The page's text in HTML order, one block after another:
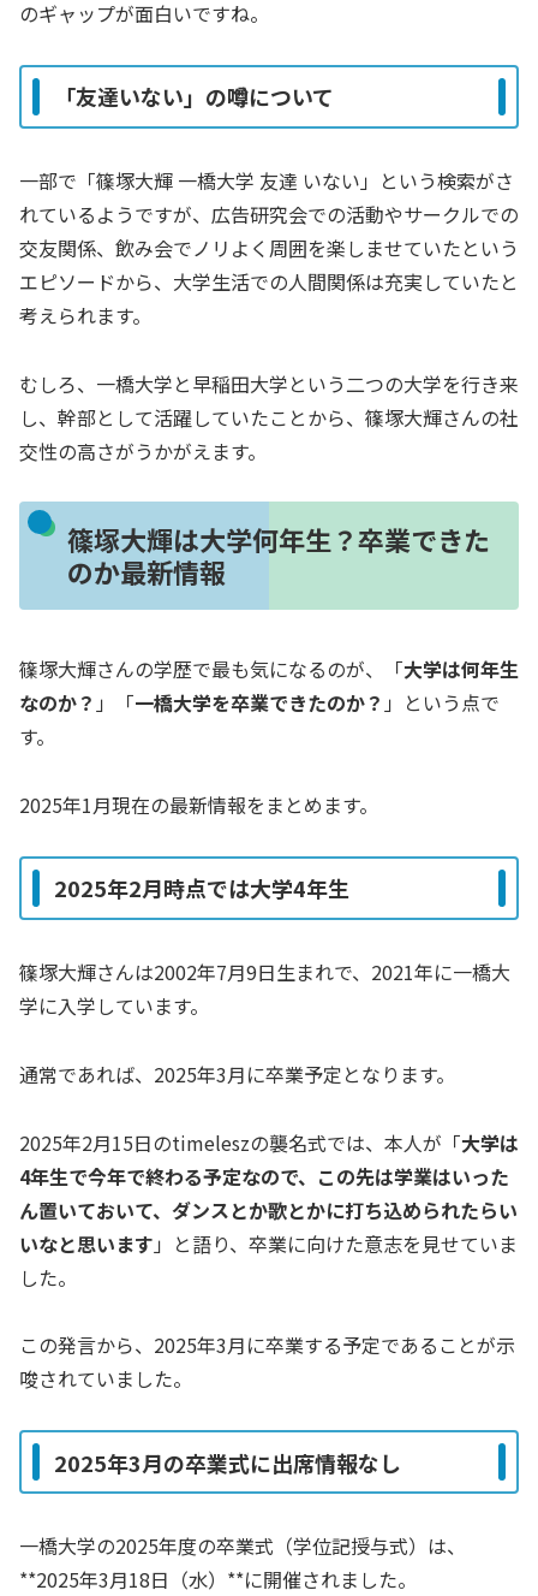
のギャップが面白いですね。
「友達いない」の噂について
一部で「篠塚大輝 一橋大学 友達 いない」という検索がさ
れているようですが、広告研究会での活動やサークルでの
交友関係、飲み会でノリよく周囲を楽しませていたという
エピソードから、大学生活での人間関係は充実していたと
考えられます。
むしろ、一橋大学と早稲田大学という二つの大学を行き来
し、幹部として活躍していたことから、篠塚大輝さんの社
交性の高さがうかがえます。
篠塚大輝は大学何年生？卒業できた
のか最新情報
篠塚大輝さんの学歴で最も気になるのが、「大学は何年生
なのか？ 」「一橋大学を卒業できたのか？ 」という点で
す。
2025年1月現在の最新情報をまとめます。
2025年2月時点では大学4年生
篠塚大輝さんは2002年7月9日生まれで、2021年に一橋大
学に入学しています。
通常であれば、2025年3月に卒業予定となります。
2025年2月15日のtimeleszの襲名式では、本人が「大学は
4年生で今年で終わる予定なので、この先は学業はいった
ん置いておいて、ダンスとか歌とかに打ち込められたらい
いなと思います 」と語り、卒業に向けた意志を見せていま
した。
この発言から、2025年3月に卒業する予定であることが示
唆されていました。
2025年3月の卒業式に出席情報なし
一橋大学の2025年度の卒業式（学位記授与式）は、
**2025年3月18日（水）**に開催されました。